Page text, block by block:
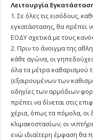
Λειτουργία
1. Σε όλες τις εισόδους,
εγκατάστασης, θα πρέπει
ΕΟΔΥ σχετικά με τους
2. Πριν το άνοιγμα της
κάθε αγώνα, οι
όλα τα μέτρα
(εξαιρουμένων των
οδηγίες των αρμόδιων
πρέπει να δίνεται στις
χέρια, όπως τα πόμολα, οι
κλιμακοστασίων, οι
ενώ ιδιαίτερη έμφαση θα